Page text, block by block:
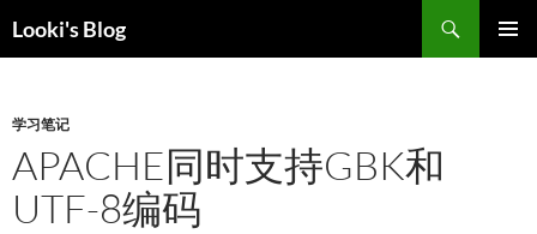
至
正
Looki's Blog
索
学习笔记
APACHE同时支持GBK和
UTF-8编码